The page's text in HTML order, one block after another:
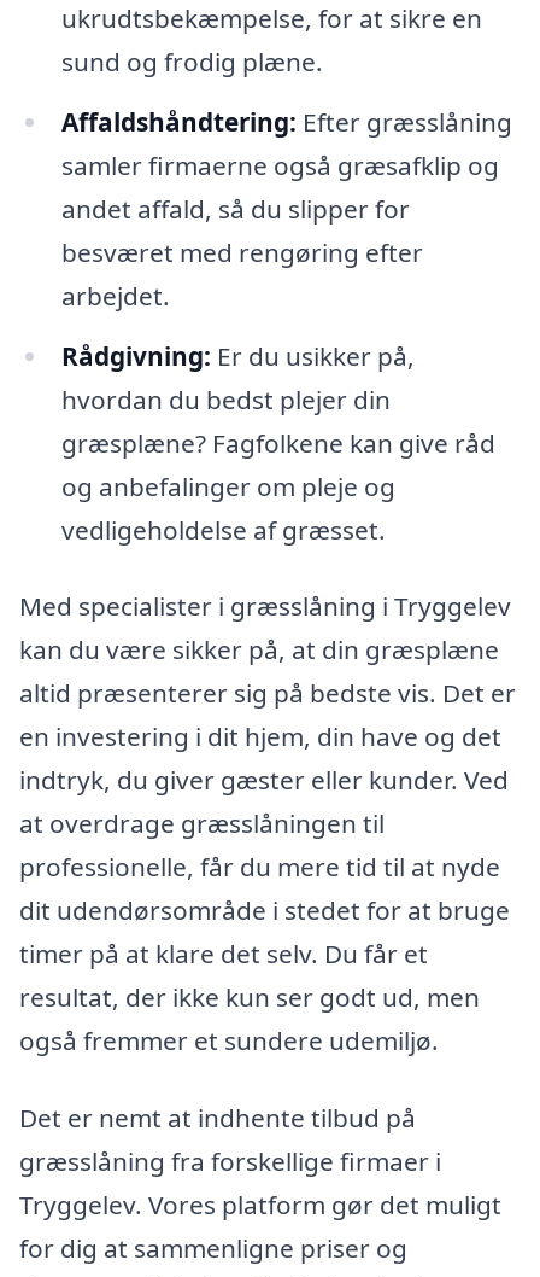
ukrudtsbekæmpelse, for at sikre en
sund og frodig plæne.
Affaldshåndtering: Efter græsslåning
samler firmaerne også græsafklip og
andet affald, så du slipper for
besværet med rengøring efter
arbejdet.
Rådgivning: Er du usikker på,
hvordan du bedst plejer din
græsplæne? Fagfolkene kan give råd
og anbefalinger om pleje og
vedligeholdelse af græsset.
Med specialister i græsslåning i Tryggelev
kan du være sikker på, at din græsplæne
altid præsenterer sig på bedste vis. Det er
en investering i dit hjem, din have og det
indtryk, du giver gæster eller kunder. Ved
at overdrage græsslåningen til
professionelle, får du mere tid til at nyde
dit udendørsområde i stedet for at bruge
timer på at klare det selv. Du får et
resultat, der ikke kun ser godt ud, men
også fremmer et sundere udemiljø.
Det er nemt at indhente tilbud på
græsslåning fra forskellige firmaer i
Tryggelev. Vores platform gør det muligt
for dig at sammenligne priser og